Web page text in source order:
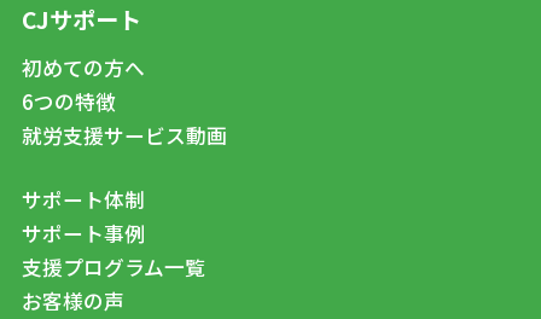
CJサポート
初めての方へ
6つの特徴
就労支援サービス動画
サポート体制
サポート事例
支援プログラム一覧
お客様の声